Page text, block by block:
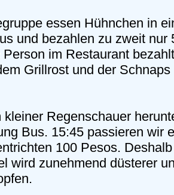
essen Hühnchen in
und bezahlen zu zweit nur
im Restaurant
Grillrost und der
kleiner Regenschauer
Bus. 15:45 passieren wir
100 Pesos.
wird zunehmend düsterer